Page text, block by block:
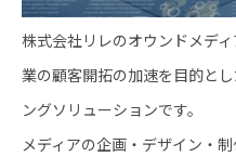
株式会社リレのオウンドメデ
業の顧客開拓の加速を目的と
ングソリューションです。
メディアの企画・デザイン・